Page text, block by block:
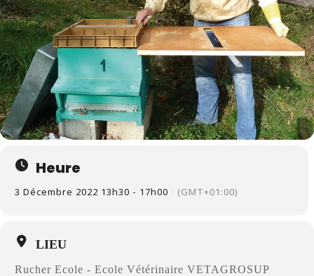
Heure
3 Décembre 2022 13h30 - 17h00 (GMT+01:00)
LIEU
Rucher Ecole - Ecole Vétérinaire VETAGROSUP